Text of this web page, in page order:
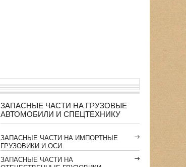
ЗАПАСНЫЕ ЧАСТИ НА ГРУЗОВЫЕ
АВТОМОБИЛИ И СПЕЦТЕХНИКУ
ЗАПАСНЫЕ ЧАСТИ НА ИМПОРТНЫЕ
ГРУЗОВИКИ И ОСИ
ЗАПАСНЫЕ ЧАСТИ НА